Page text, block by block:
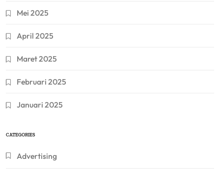
Mei 2025
April 2025
Maret 2025
Februari 2025
Januari 2025
CATEGORIES
Advertising